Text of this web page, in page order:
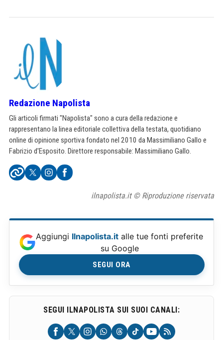
Redazione Napolista
Gli articoli firmati "Napolista" sono a cura della redazione e
rappresentano la linea editoriale collettiva della testata, quotidiano
online di opinione sportiva fondato nel 2010 da Massimiliano Gallo e
Fabrizio d'Esposito. Direttore responsabile: Massimiliano Gallo.
ilnapolista.it © Riproduzione riservata
Aggiungi Ilnapolista.it alle tue fonti preferite
su Google
SEGUI ORA
SEGUI ILNAPOLISTA SUI SUOI CANALI: